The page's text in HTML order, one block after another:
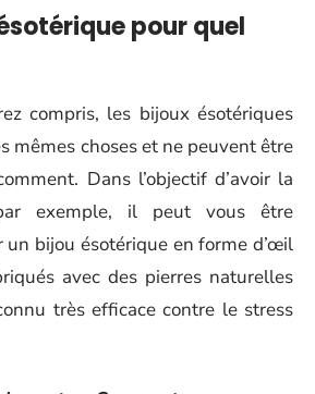
pour quel
compris, les bijoux ésotériques
mêmes choses et ne peuvent être
Dans l’objectif d’avoir la
exemple, il peut vous être
un bijou ésotérique en forme d’œil
avec des pierres naturelles
très efficace contre le stress